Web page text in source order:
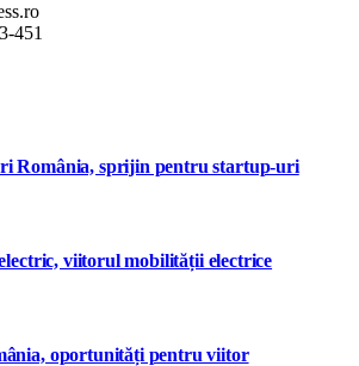
451
România, sprijin pentru startup-uri
viitorul mobilității electrice
oportunități pentru viitor